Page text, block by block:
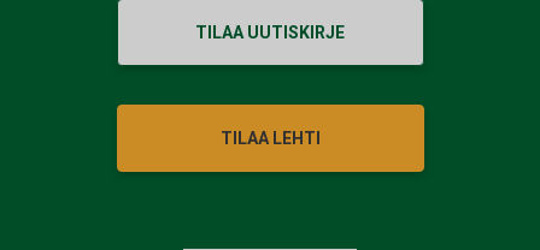
TILAA UUTISKIRJE
TILAA LEHTI